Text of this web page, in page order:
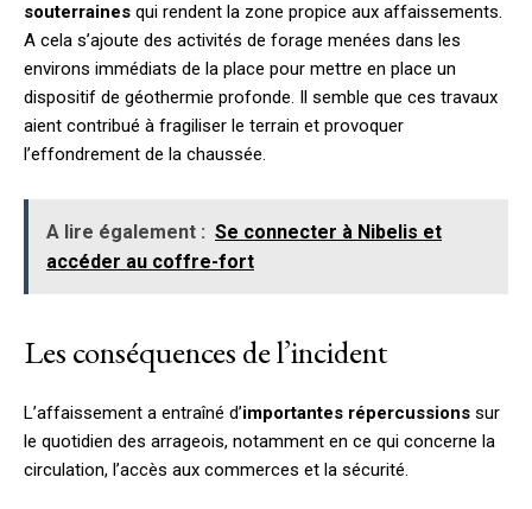
souterraines qui rendent la zone propice aux affaissements.
A cela s’ajoute des activités de forage menées dans les
environs immédiats de la place pour mettre en place un
dispositif de géothermie profonde. Il semble que ces travaux
aient contribué à fragiliser le terrain et provoquer
l’effondrement de la chaussée.
A lire également : Se connecter à Nibelis et
accéder au coffre-fort
Les conséquences de l’incident
L’affaissement a entraîné d’importantes répercussions sur
le quotidien des arrageois, notamment en ce qui concerne la
circulation, l’accès aux commerces et la sécurité.